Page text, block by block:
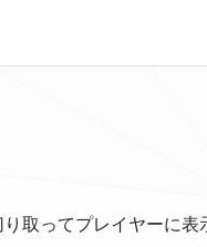
取ってプレイヤーに